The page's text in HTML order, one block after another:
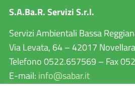
S.A.Ba.R. Servizi S.r.l.
Servizi Ambientali Bassa
Via Levata, 64 – 42017
Telefono 0522.657569 – Fax
E-mail: info@sabar.it